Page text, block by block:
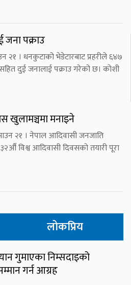
पक्राउ
२१ । धनकुटाको भेडेटारबाट प्रहरीले ६४७
दुई जनालाई पक्राउ गरेको छ। कोशी
खुलामञ्चमा मनाइने
२१ । नेपाल आदिवासी जनजाति
विश्व आदिवासी दिवसको तयारी पूरा
लोकप्रिय
गुमाएका निम्सदाइको
गर्न आग्रह